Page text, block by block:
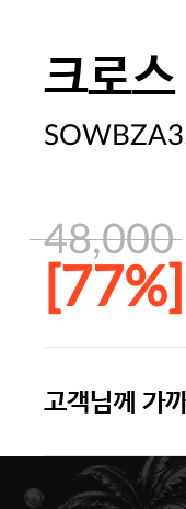
크로
48,000
[77%]
[썸머블프
[썸머블프
고객님께 가